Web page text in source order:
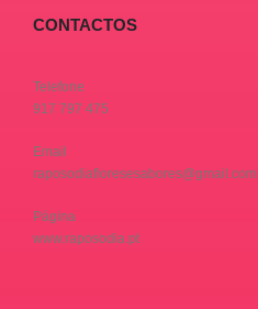
CONTACTOS
Telefone
917 797 475
Email
raposodiafloresesabores@gmail.com
Página
www.raposodia.pt